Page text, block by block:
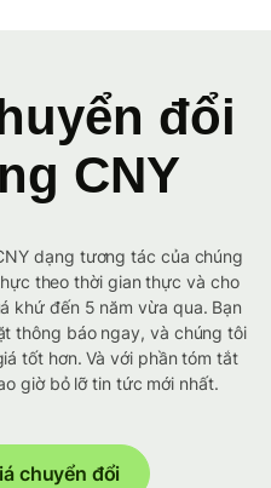
đổi
CNY
dạng tương tác của chúng
theo thời gian thực và cho
khứ đến 5 năm vừa qua. Bạn
thông báo ngay, và chúng tôi
tốt hơn. Và với phần tóm tắt
giờ bỏ lỡ tin tức mới nhất.
chuyển đổi